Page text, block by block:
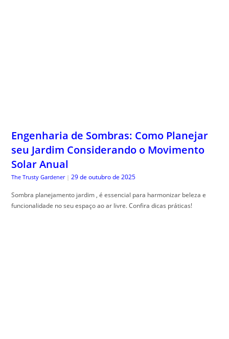
Engenharia de Sombras: Como Planejar
seu Jardim Considerando o Movimento
Solar Anual
The Trusty Gardener | 29 de outubro de 2025
Sombra planejamento jardim , é essencial para harmonizar beleza e
funcionalidade no seu espaço ao ar livre. Confira dicas práticas!